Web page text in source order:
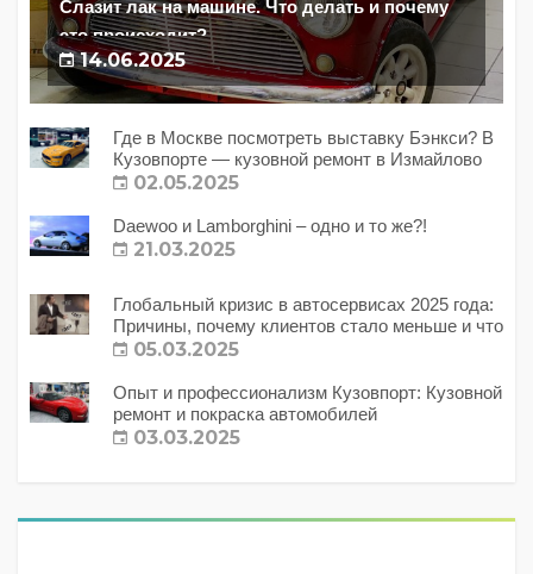
Слазит лак на машине. Что делать и почему
это происходит?
14.06.2025
Где в Москве посмотреть выставку Бэнкси? В
Кузовпорте — кузовной ремонт в Измайлово
02.05.2025
Daewoo и Lamborghini – одно и то же?!
21.03.2025
Глобальный кризис в автосервисах 2025 года:
Причины, почему клиентов стало меньше и что
с этим делать?
05.03.2025
Опыт и профессионализм Кузовпорт: Кузовной
ремонт и покраска автомобилей
03.03.2025